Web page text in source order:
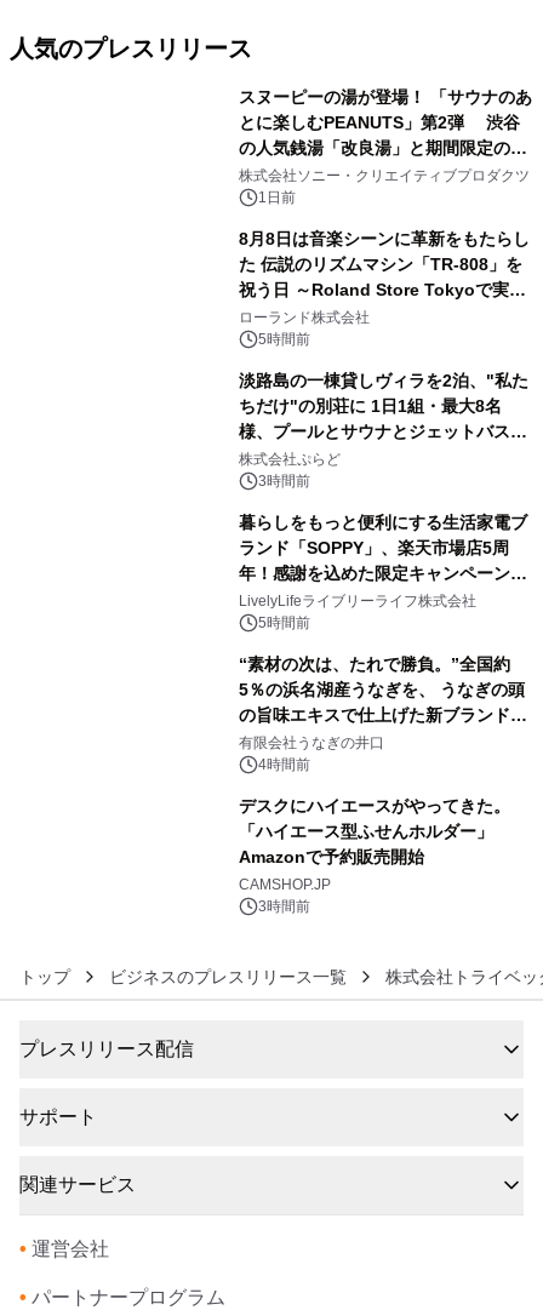
人気のプレスリリース
スヌーピーの湯が登場！ 「サウナのあ
とに楽しむPEANUTS」第2弾 渋谷
の人気銭湯「改良湯」と期間限定のコ
ラボレーション サウナイキタイコラ
ボグッズも発売決定！
株式会社ソニー・クリエイティブプロダクツ
1日前
8月8日は音楽シーンに革新をもたらし
た 伝説のリズムマシン「TR-808」を
祝う日 ～Roland Store Tokyoで実機
を展示しての 記念キャンペーンを開
催 英国ラジオ「NTS」の 特別プログ
アーティストを フィーチャーしたアニ
メーションを公開～
ローランド株式会社
5時間前
淡路島の一棟貸しヴィラを2泊、"私た
ちだけ"の別荘に 1日1組・最大8名
様、プールとサウナとジェットバス付
きで Villa Mon Temps AWAJIの連泊
素泊りプラン
株式会社ぷらど
3時間前
暮らしをもっと便利にする生活家電ブ
ランド「SOPPY」、楽天市場店5周
年！感謝を込めた限定キャンペーンを
8月10日より開催
LivelyLifeライブリーライフ株式会社
5時間前
“素材の次は、たれで勝負。”全国約
5％の浜名湖産うなぎを、 うなぎの頭
の旨味エキスで仕上げた新ブランド
「井口の誉」誕生
有限会社うなぎの井口
4時間前
デスクにハイエースがやってきた。
「ハイエース型ふせんホルダー」
Amazonで予約販売開始
CAMSHOP.JP
3時間前
トップ ビジネスのプレスリリース一覧 株式会社トライベ
プレスリリース配信
サポート
関連サービス
• 運営会社
• パートナープログラム